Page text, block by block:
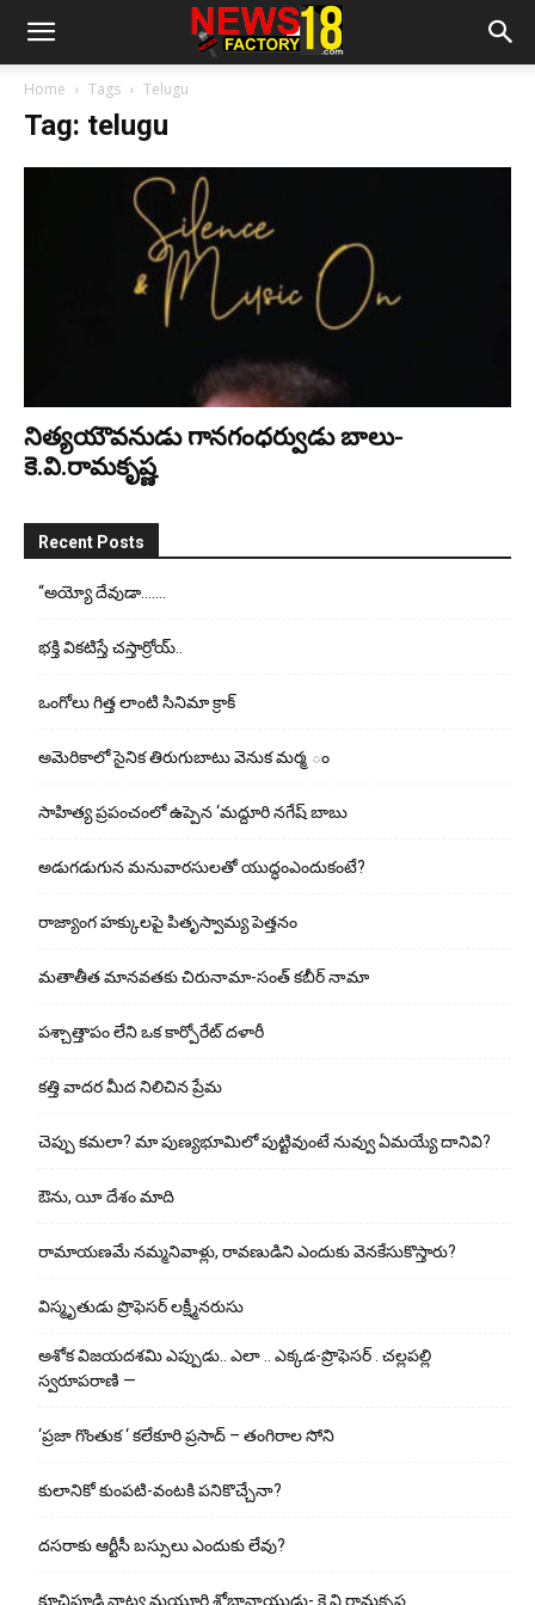
Home Tags Telugu
Tag: telugu
నిత్య‌యౌవ‌నుడు గాన‌గంధ‌ర్వుడు బాలు-
కె.వి.రామకృష్ణ
Recent Posts
“అయ్యో దేవుడా…….
భ‌క్తి విక‌టిస్తే చ‌స్తార్రోయ్‌..
ఒంగోలు గిత్త లాంటి సినిమా క్రాక్
అమెరికాలో సైనిక తిరుగుబాటు వెనుక మర్మ ం
సాహిత్య ప్రపంచంలో ఉప్పెన ‘మద్దూరి నగేష్ బాబు
అడుగ‌డుగున మ‌నువార‌సుల‌తో యుద్ధంఎందుకంటే?
రాజ్యాంగ హక్కులపై పితృస్వామ్య పెత్తనం
మతాతీత మానవతకు చిరునామా-సంత్ కబీర్ నామా
పశ్చాత్తాపం లేని ఒక కార్పోరేట్ దళారీ
కత్తి వాదర మీద నిలిచిన ప్రేమ
చెప్పు క‌మ‌లా? మా పుణ్యభూమిలో పుట్టివుంటే నువ్వు ఏమయ్యే దానివి?
ఔను, యీ దేశం మాది
రామాయణమే నమ్మనివాళ్లు, రావణుడిని ఎందుకు వెనకేసుకొస్తారు?
విస్మృతుడు ప్రొఫెసర్ లక్ష్మీనరుసు
అశోక విజ‌య‌ద‌శ‌మి ఎప్పుడు.. ఎలా .. ఎక్క‌డ‌-ప్రొఫెసర్ . చల్లపల్లి
స్వరూపరాణి —
‘ప్రజా గొంతుక ‘ కలేకూరి ప్రసాద్ – తంగిరాల సోని
కులానికో కుంప‌టి-వంట‌కి ప‌నికొచ్చేనా?
ద‌స‌రాకు ఆర్టీసీ బ‌స్సులు ఎందుకు లేవు?
కూచిపూడి నాట్య మ‌యూరి శోభానాయుడు- కె.వి.రామకృష్ణ